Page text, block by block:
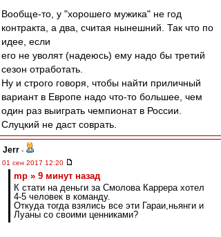
Вообще-то, у "хорошего мужика" не год
контракта, а два, считая нынешний. Так что по
идее, если
его не уволят (надеюсь) ему надо бы третий
сезон отработать.
Ну и строго говоря, чтобы найти приличный
вариант в Европе надо что-то большее, чем
один раз выиграть чемпионат в России.
Слуцкий не даст соврать.
Jerr -
01 сен 2017 12:20
mp » 9 минут назад
К стати на деньги за Смолова Каррера хотел
4-5 человек в команду.
Откуда тогда взялись все эти Гараи,ньянги и
Луаны со своими ценниками?